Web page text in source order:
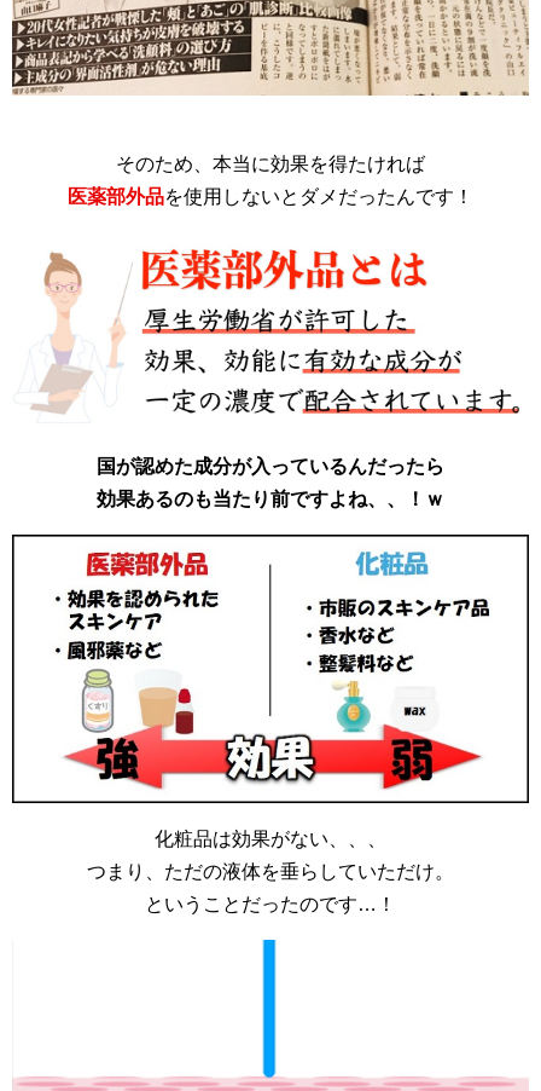
そのため、本当に効果を得たければ
医薬部外品を使用しないとダメだったんです！
国が認めた成分が入っているんだったら
効果あるのも当たり前ですよね、、！ｗ
化粧品は効果がない、、、
つまり、ただの液体を垂らしていただけ。
ということだったのです…！